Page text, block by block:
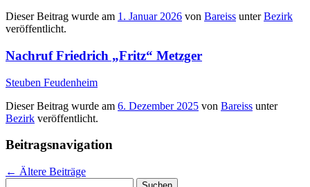
Dieser Beitrag wurde am 1. Januar 2026 von Bareiss unterBezirk
veröffentlicht.
Nachruf Friedrich „Fritz“ Metzger
Steuben Feudenheim
Dieser Beitrag wurde am 6. Dezember 2025 von Bareiss unter
Bezirk veröffentlicht.
Beitragsnavigation
← Ältere Beiträge